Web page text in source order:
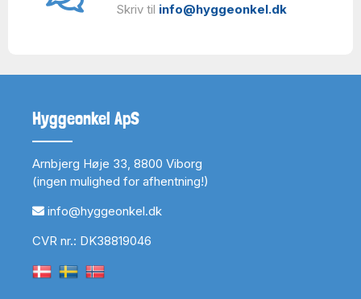
Skriv til info@hyggeonkel.dk
Hyggeonkel ApS
Arnbjerg Høje 33, 8800 Viborg
(ingen mulighed for afhentning!)
info@hyggeonkel.dk
CVR nr.: DK38819046